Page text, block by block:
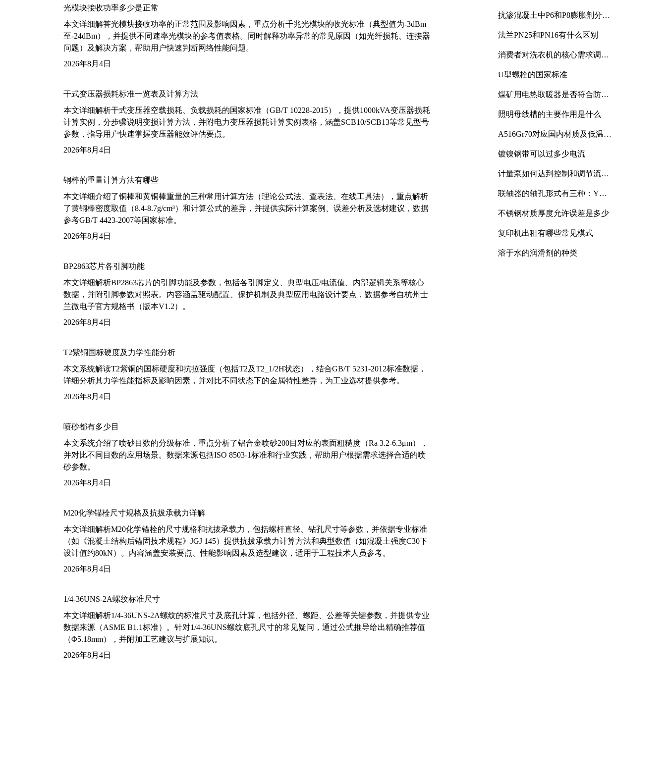
光模块接收功率多少是正常
本文详细解答光模块接收功率的正常范围及影响因素，重点分析千兆光模块的收光标准（典型值为-3dBm
至-24dBm），并提供不同速率光模块的参考值表格。同时解释功率异常的常见原因（如光纤损耗、连接器
问题）及解决方案，帮助用户快速判断网络性能问题。
2026年8月4日
干式变压器损耗标准一览表及计算方法
本文详细解析干式变压器空载损耗、负载损耗的国家标准（GB/T 10228-2015），提供1000kVA变压器损耗
计算实例，分步骤说明变损计算方法，并附电力变压器损耗计算实例表格，涵盖SCB10/SCB13等常见型号
参数，指导用户快速掌握变压器能效评估要点。
2026年8月4日
铜棒的重量计算方法有哪些
本文详细介绍了铜棒和黄铜棒重量的三种常用计算方法（理论公式法、查表法、在线工具法），重点解析
了黄铜棒密度取值（8.4-8.7g/cm³）和计算公式的差异，并提供实际计算案例、误差分析及选材建议，数据
参考GB/T 4423-2007等国家标准。
2026年8月4日
BP2863芯片各引脚功能
本文详细解析BP2863芯片的引脚功能及参数，包括各引脚定义、典型电压/电流值、内部逻辑关系等核心
数据，并附引脚参数对照表。内容涵盖驱动配置、保护机制及典型应用电路设计要点，数据参考自杭州士
兰微电子官方规格书（版本V1.2）。
2026年8月4日
T2紫铜国标硬度及力学性能分析
本文系统解读T2紫铜的国标硬度和抗拉强度（包括T2及T2_1/2H状态），结合GB/T 5231-2012标准数据，
详细分析其力学性能指标及影响因素，并对比不同状态下的金属特性差异，为工业选材提供参考。
2026年8月4日
喷砂都有多少目
本文系统介绍了喷砂目数的分级标准，重点分析了铝合金喷砂200目对应的表面粗糙度（Ra 3.2-6.3μm），
并对比不同目数的应用场景。数据来源包括ISO 8503-1标准和行业实践，帮助用户根据需求选择合适的喷
砂参数。
2026年8月4日
M20化学锚栓尺寸规格及抗拔承载力详解
本文详细解析M20化学锚栓的尺寸规格和抗拔承载力，包括螺杆直径、钻孔尺寸等参数，并依据专业标准
（如《混凝土结构后锚固技术规程》JGJ 145）提供抗拔承载力计算方法和典型数值（如混凝土强度C30下
设计值约80kN）。内容涵盖安装要点、性能影响因素及选型建议，适用于工程技术人员参考。
2026年8月4日
1/4-36UNS-2A螺纹标准尺寸
本文详细解析1/4-36UNS-2A螺纹的标准尺寸及底孔计算，包括外径、螺距、公差等关键参数，并提供专业
数据来源（ASME B1.1标准）。针对1/4-36UNS螺纹底孔尺寸的常见疑问，通过公式推导给出精确推荐值
（Φ5.18mm），并附加工艺建议与扩展知识。
2026年8月4日
抗渗混凝土中P6和P8膨胀剂分别
法兰PN25和PN16有什么区别
消费者对洗衣机的核心需求调研
U型螺栓的国家标准
煤矿用电热取暖器是否符合防爆
照明母线槽的主要作用是什么
A516Gr70对应国内材质及低温冲
镀镍钢带可以过多少电流
计量泵如何达到控制和调节流量
联轴器的轴孔形式有三种：Y
不锈钢材质厚度允许误差是多少
复印机出租有哪些常见模式
溶于水的润滑剂的种类